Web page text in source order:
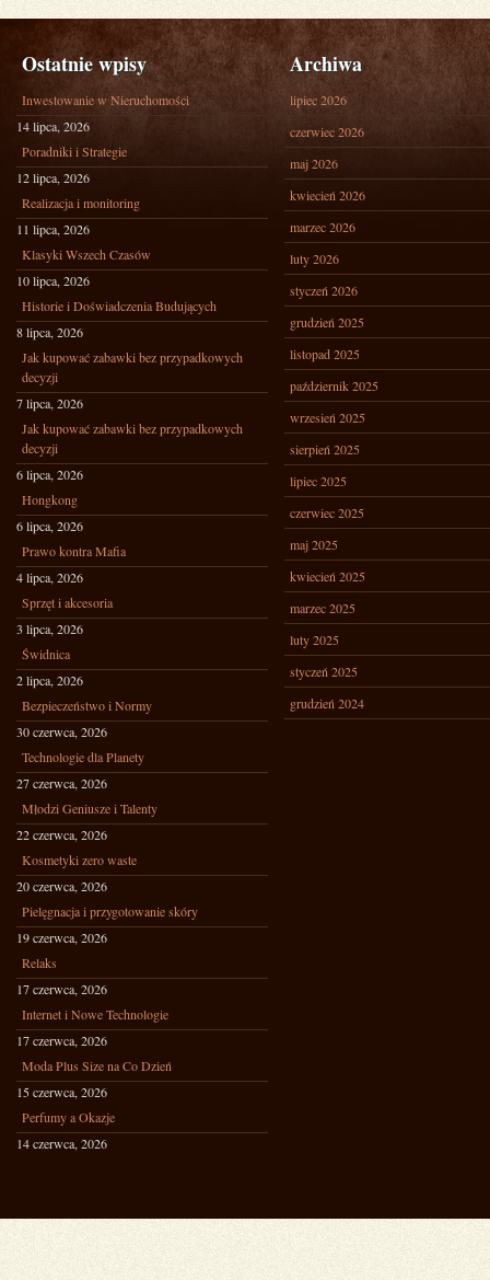
Ostatnie wpisy
Inwestowanie w Nieruchomości
14 lipca, 2026
Poradniki i Strategie
12 lipca, 2026
Realizacja i monitoring
11 lipca, 2026
Klasyki Wszech Czasów
10 lipca, 2026
Historie i Doświadczenia Budujących
8 lipca, 2026
Jak kupować zabawki bez przypadkowych
decyzji
7 lipca, 2026
Jak kupować zabawki bez przypadkowych
decyzji
6 lipca, 2026
Hongkong
6 lipca, 2026
Prawo kontra Mafia
4 lipca, 2026
Sprzęt i akcesoria
3 lipca, 2026
Świdnica
2 lipca, 2026
Bezpieczeństwo i Normy
30 czerwca, 2026
Technologie dla Planety
27 czerwca, 2026
Młodzi Geniusze i Talenty
22 czerwca, 2026
Kosmetyki zero waste
20 czerwca, 2026
Pielęgnacja i przygotowanie skóry
19 czerwca, 2026
Relaks
17 czerwca, 2026
Internet i Nowe Technologie
17 czerwca, 2026
Moda Plus Size na Co Dzień
15 czerwca, 2026
Perfumy a Okazje
14 czerwca, 2026
Archiwa
lipiec 2026
czerwiec 2026
maj 2026
kwiecień 2026
marzec 2026
luty 2026
styczeń 2026
grudzień 2025
listopad 2025
październik 2025
wrzesień 2025
sierpień 2025
lipiec 2025
czerwiec 2025
maj 2025
kwiecień 2025
marzec 2025
luty 2025
styczeń 2025
grudzień 2024